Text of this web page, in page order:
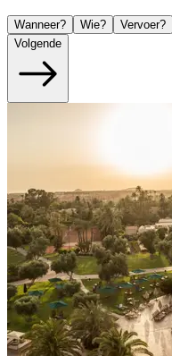
Wanneer? Wie?
Vervoer?
Volgende